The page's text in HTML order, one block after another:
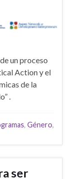
un proceso
Action y el
de la
.
, Género,
ser